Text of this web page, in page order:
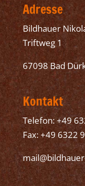
Adresse
Bildhauer
Triftweg 1
67098 Bad
Kontakt
Telefon: +49
Fax: +49 6322